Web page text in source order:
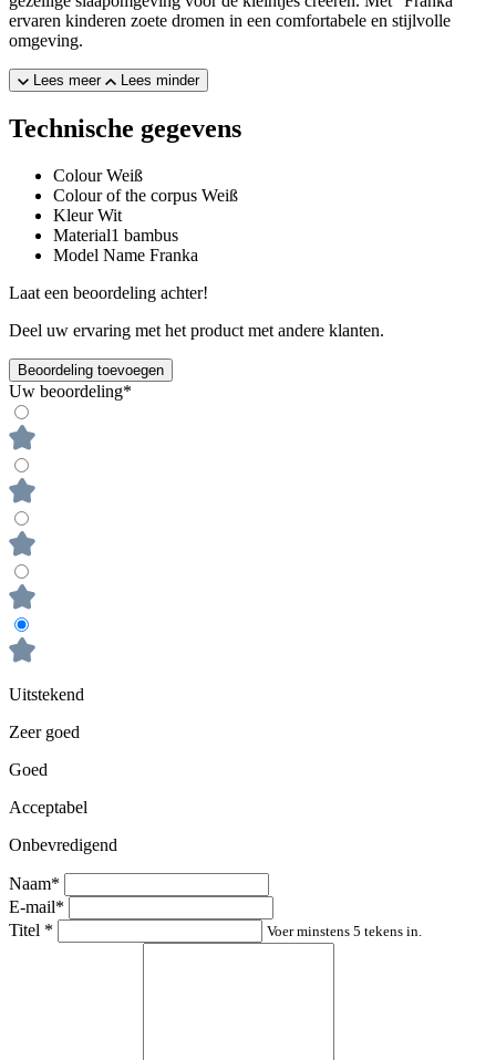
ervaren kinderen zoete dromen in een comfortabele en stijlvolle
omgeving.
Lees meer Lees minder
Technische gegevens
Colour Weiß
Colour of the corpus Weiß
Kleur Wit
Material1 bambus
Model Name Franka
Laat een beoordeling achter!
Deel uw ervaring met het product met andere klanten.
Beoordeling toevoegen
Uw beoordeling*
Uitstekend
Zeer goed
Goed
Acceptabel
Onbevredigend
Naam*
E-mail*
Titel * Voer minstens 5 tekens in.